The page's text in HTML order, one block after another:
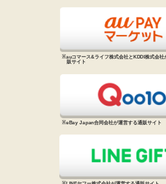
※auコマース&ライフ株式会社と KDDI株式会社
販サイト
※eBay Japan合同会社が運営する通販サイト